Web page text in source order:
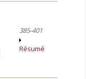
385-401
Résumé